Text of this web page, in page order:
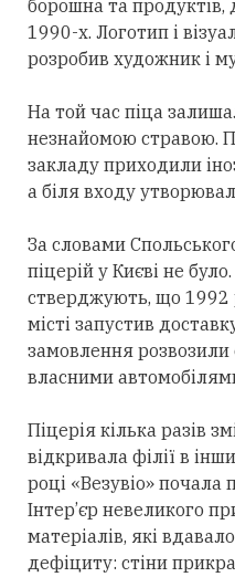
борошна та продуктів,
1990-х. Логотип і
розробив художник і
На той час піца
незнайомою стравою.
закладу приходили
а біля входу
За словами
піцерій у Києві не
стверджують, що 1992
місті запустив
замовлення
власними
Піцерія кілька разів
відкривала філії в
році «Везувіо» почала
Інтер’єр невеликого
матеріалів, які
дефіциту: стіни